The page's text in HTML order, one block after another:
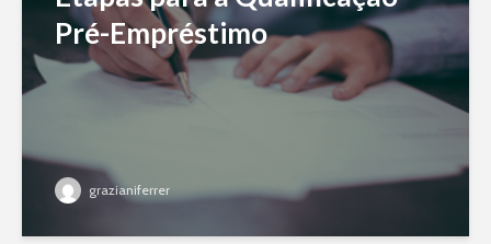
Pré-Empréstimo
grazianiferrer